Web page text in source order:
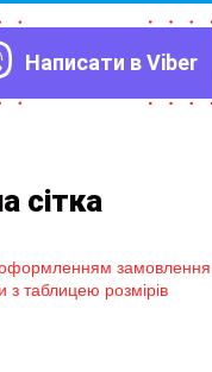
Написати в Viber
сітка
замовлення
з таблицею розмірів